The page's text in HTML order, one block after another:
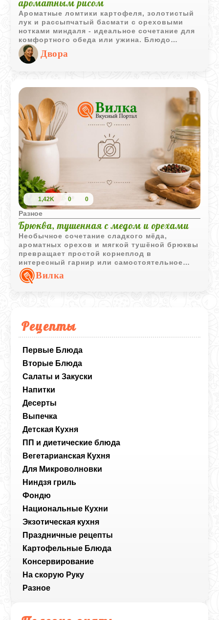
Рецепты
Первые Блюда
Вторые Блюда
Салаты и Закуски
Напитки
Десерты
Выпечка
Детская Кухня
ПП и диетические блюда
Вегетарианская Кухня
Для Микроволновки
Ниндзя гриль
Фондю
Национальные Кухни
Экзотическая кухня
Праздничные рецепты
Картофельные Блюда
Консервирование
На скорую Руку
Разное
ароматным рисом
Ароматные ломтики картофеля, золотистый
лук и рассыпчатый басмати с ореховыми
нотками миндаля - идеальное сочетание для
комфортного обеда или ужина. Блюдо
подойдет как гарнир, но и в качестве
самостоятельной трапезы оно играет ярко и
насыщенно.
Двора
1,42K 0 0
Разное
Брюква, тушенная с медом и орехами
Необычное сочетание сладкого мёда,
ароматных орехов и мягкой тушёной брюквы
превращает простой корнеплод в
интересный гарнир или самостоятельное
блюдо.Вилка